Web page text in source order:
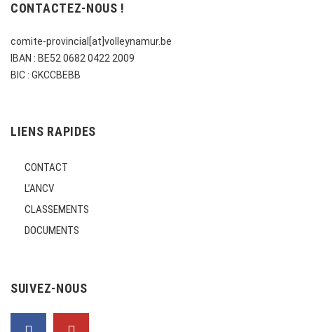
CONTACTEZ-NOUS !
comite-provincial[at]volleynamur.be
IBAN : BE52 0682 0422 2009
BIC : GKCCBEBB
LIENS RAPIDES
CONTACT
L’ANCV
CLASSEMENTS
DOCUMENTS
SUIVEZ-NOUS